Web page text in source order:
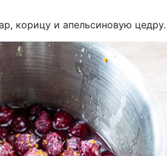
корицу и апельсиновую